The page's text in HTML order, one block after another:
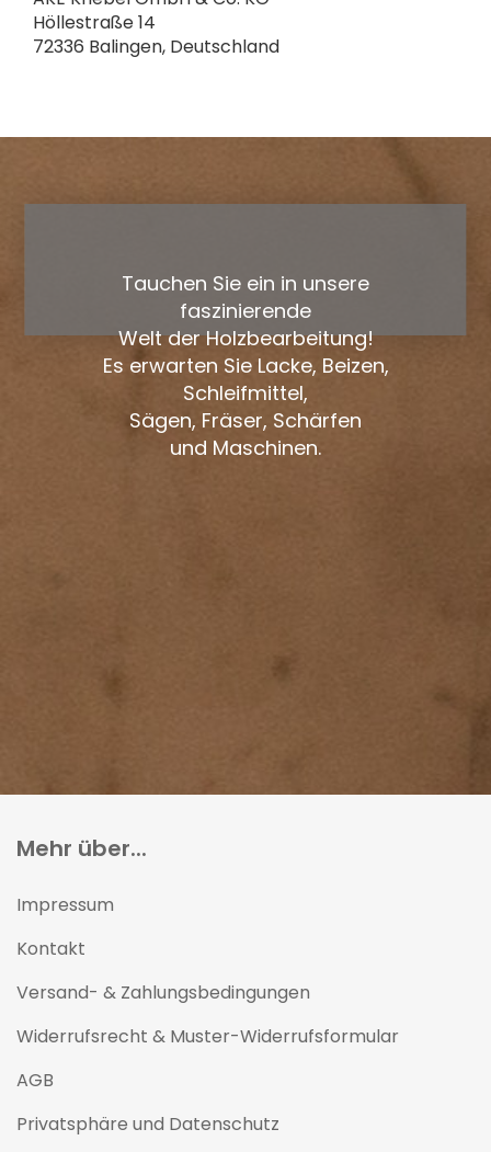
Höllestraße 14
72336 Balingen, Deutschland
Tauchen Sie ein in unsere
faszinierende
Welt der Holzbearbeitung!
Es erwarten Sie Lacke, Beizen,
Schleifmittel,
Sägen, Fräser, Schärfen
und Maschinen.
Mehr über...
Impressum
Kontakt
Versand- & Zahlungsbedingungen
Widerrufsrecht & Muster-Widerrufsformular
AGB
Privatsphäre und Datenschutz